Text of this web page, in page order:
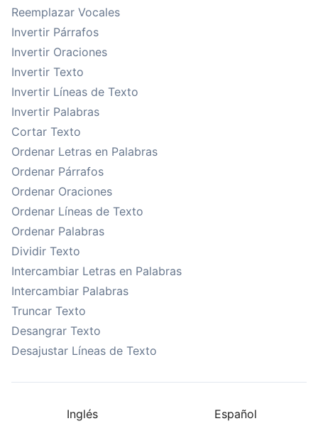
Reemplazar Vocales
Invertir Párrafos
Invertir Oraciones
Invertir Texto
Invertir Líneas de Texto
Invertir Palabras
Cortar Texto
Ordenar Letras en Palabras
Ordenar Párrafos
Ordenar Oraciones
Ordenar Líneas de Texto
Ordenar Palabras
Dividir Texto
Intercambiar Letras en Palabras
Intercambiar Palabras
Truncar Texto
Desangrar Texto
Desajustar Líneas de Texto
Inglés Español